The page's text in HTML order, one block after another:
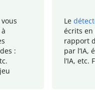
:
Le
écrits
rapport
par l’IA,
l’IA, etc.